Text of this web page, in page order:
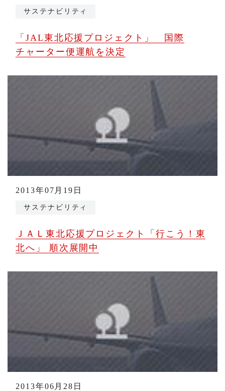
サステナビリティ
「JAL東北応援プロジェクト」 国際
チャーター便運航を決定
2013年07月19日
サステナビリティ
ＪＡＬ東北応援プロジェクト「行こう！東
北へ」 順次展開中
2013年06月28日